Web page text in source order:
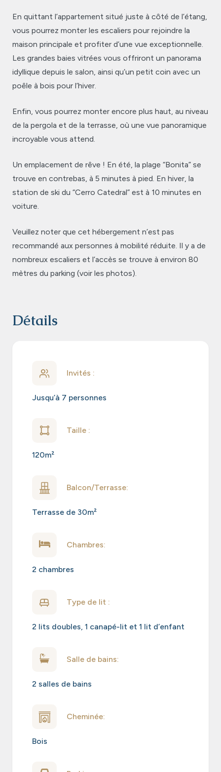
En quittant l’appartement situé juste à côté de l’étang,
vous pourrez monter les escaliers pour rejoindre la
maison principale et profiter d’une vue exceptionnelle.
Les grandes baies vitrées vous offriront un panorama
idyllique depuis le salon, ainsi qu’un petit coin avec un
poêle à bois pour l’hiver.
Enfin, vous pourrez monter encore plus haut, au niveau
de la pergola et de la terrasse, où une vue panoramique
incroyable vous attend.
Un emplacement de rêve ! En été, la plage “Bonita” se
trouve en contrebas, à 5 minutes à pied. En hiver, la
station de ski du “Cerro Catedral” est à 10 minutes en
voiture.
Veuillez noter que cet hébergement n’est pas
recommandé aux personnes à mobilité réduite. Il y a de
nombreux escaliers et l’accès se trouve à environ 80
mètres du parking (voir les photos).
Détails
Invités :
Jusqu’à 7 personnes
Taille :
120m²
Type de lit :
2 lits doubles, 1 canapé-lit et 1 lit d’enfant
Balcon/Terrasse:
Terrasse de 30m²
Cheminée:
Bois
Salle de bains:
2 salles de bains
Chambres:
2 chambres